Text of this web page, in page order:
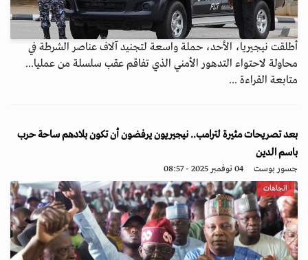
أطلقت نيجيريا، الأحد، حملة واسعة لتجنيد آلاف عناصر الشرطة في
محاولة لاحتواء التدهور الأمني الذي تفاقم عقب سلسلة من عمليا...
متابعة القراءة ...
بعد تصريحات مثيرة لترامب.. نيجيريون يرفضون أن تكون بلادهم ساحة حرب
باسم الدين
جسور بوست 04 نوفمبر 2025 - 08:57
اتجاهات